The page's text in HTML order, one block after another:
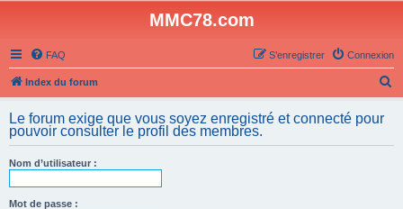
MMC78.com
FAQ Connexion
S’enregistrer
Index du forum
h
Le forum exige que vous soyez enregistré et connecté pour
pouvoir consulter le profil des membres.
Nom d’utilisateur :
Mot de passe :